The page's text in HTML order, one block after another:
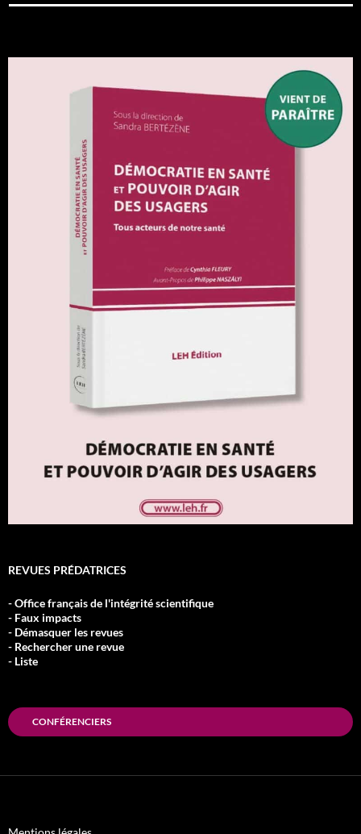
REVUES PRÉDATRICES
- Office français de l'intégrité scientifique
- Faux impacts
- Démasquer les revues
- Rechercher une revue
- Liste
CONFÉRENCIERS